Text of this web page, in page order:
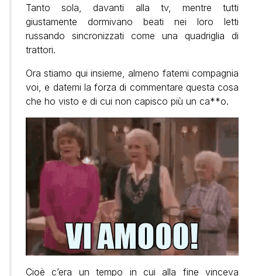
Tanto sola, davanti alla tv, mentre tutti
giustamente dormivano beati nei loro letti
russando sincronizzati come una quadriglia di
trattori.
Ora stiamo qui insieme, almeno fatemi compagnia
voi, e datemi la forza di commentare questa cosa
che ho visto e di cui non capisco più un ca**o.
Cioè c’era un tempo in cui alla fine vinceva